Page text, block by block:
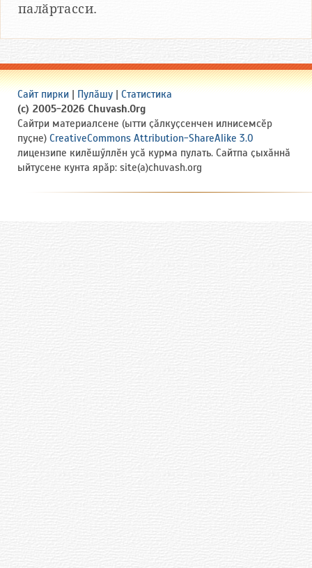
палӑртасси.
Сайт пирки | Пулӑшу | Статистика
(c) 2005-2026 Chuvash.Org
Сайтри материалсене (ытти ҫӑлкуҫсенчен илнисемсӗр
пуҫне) CreativeCommons Attribution-ShareAlike 3.0
лицензипе килӗшӳллӗн усӑ курма пулать. Сайтпа ҫыхӑннӑ
ыйтусене кунта ярӑр: site(a)chuvash.org